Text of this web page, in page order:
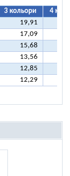
3 кольори
4
19,91
17,09
15,68
13,56
12,85
12,29